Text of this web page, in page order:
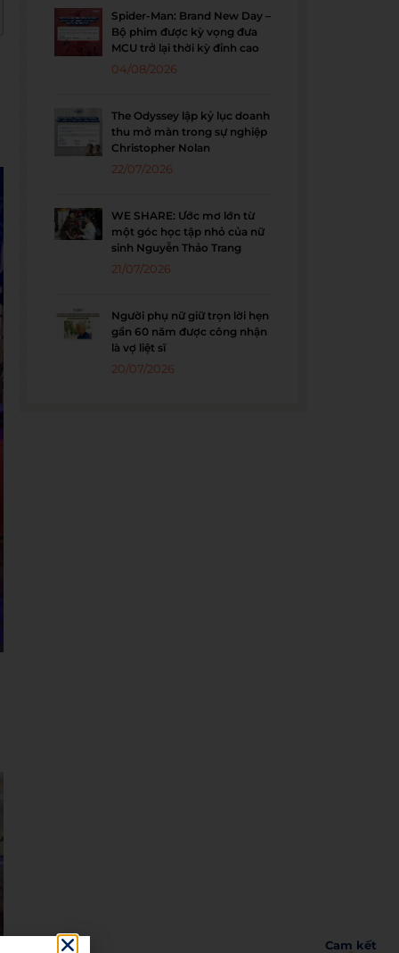
Spider-Man: Brand New Day –
Bộ phim được kỳ vọng đưa
MCU trở lại thời kỳ đỉnh cao
04/08/2026
The Odyssey lập kỷ lục doanh
thu mở màn trong sự nghiệp
Christopher Nolan
22/07/2026
WE SHARE: Ước mơ lớn từ
một góc học tập nhỏ của nữ
sinh Nguyễn Thảo Trang
21/07/2026
Người phụ nữ giữ trọn lời hẹn
gần 60 năm được công nhận
là vợ liệt sĩ
20/07/2026
Cam kết